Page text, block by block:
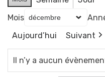
Mois
Aujourd’hui
Suivant
Il n’y a aucun